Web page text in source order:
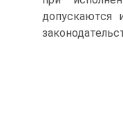
допускаются